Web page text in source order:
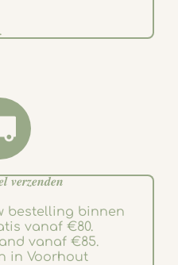
.
𝒗𝒆𝒓𝒛𝒆𝒏𝒅𝒆𝒏
bestelling binnen
vanaf €80.
vanaf €85.
in Voorhout